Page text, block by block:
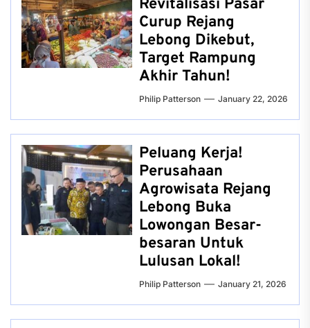
Revitalisasi Pasar
Curup Rejang
Lebong Dikebut,
Target Rampung
Akhir Tahun!
Philip Patterson January 22, 2026
Peluang Kerja!
Perusahaan
Agrowisata Rejang
Lebong Buka
Lowongan Besar-
besaran Untuk
Lulusan Lokal!
Philip Patterson January 21, 2026